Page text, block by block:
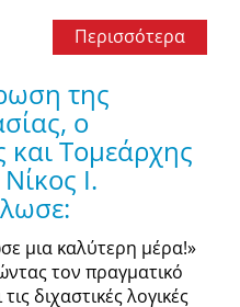
Περισσότερα
της
ο
και Τομεάρχης
Ι.
μια καλύτερη μέρα!»
τον πραγματικό
διχαστικές λογικές